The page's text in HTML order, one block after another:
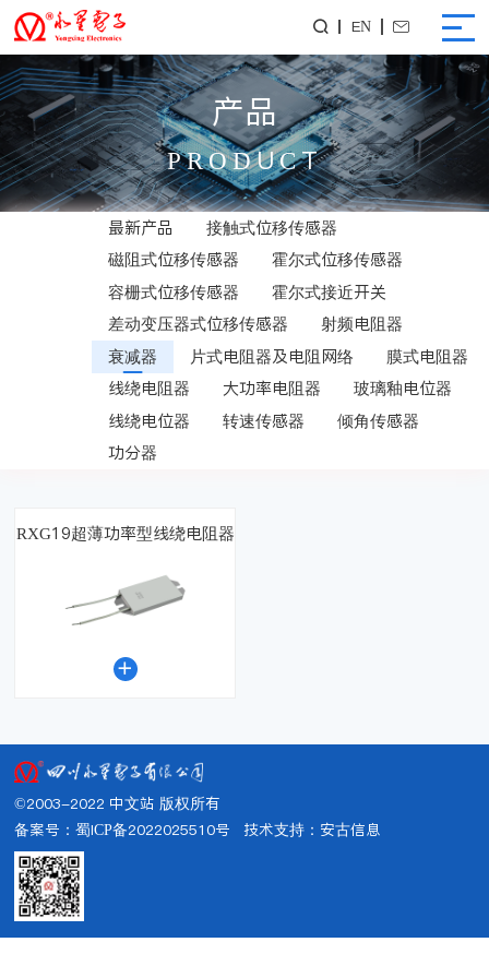
 EN 
产品
PRODUCT
最新产品
接触式位移传感器
磁阻式位移传感器
霍尔式位移传感器
容栅式位移传感器
霍尔式接近开关
差动变压器式位移传感器
射频电阻器
衰减器
片式电阻器及电阻网络
膜式电阻器
线绕电阻器
大功率电阻器
玻璃釉电位器
线绕电位器
转速传感器
倾角传感器
功分器
RXG19超薄功率型线绕电阻器

©2003-2022 中文站 版权所有
备案号：蜀ICP备2022025510号 技术支持： 安古信息